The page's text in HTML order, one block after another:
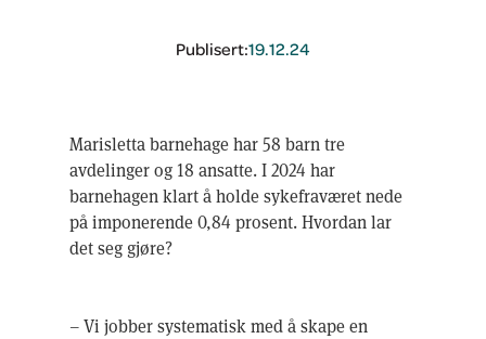
Publisert:19.12.24
Marisletta barnehage har 58 barn tre
avdelinger og 18 ansatte. I 2024 har
barnehagen klart å holde sykefraværet nede
på imponerende 0,84 prosent. Hvordan lar
det seg gjøre?
– Vi jobber systematisk med å skape en